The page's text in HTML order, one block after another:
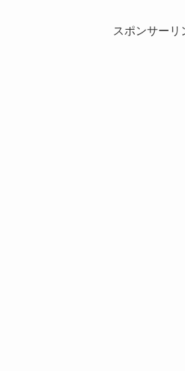
スポンサーリ